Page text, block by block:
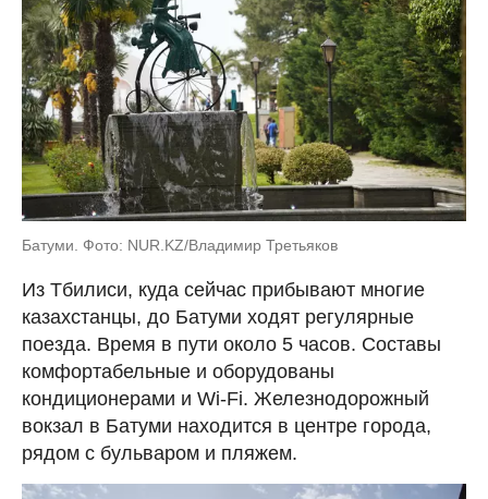
Батуми. Фото: NUR.KZ/Владимир Третьяков
Из Тбилиси, куда сейчас прибывают многие
казахстанцы, до Батуми ходят регулярные
поезда. Время в пути около 5 часов. Составы
комфортабельные и оборудованы
кондиционерами и Wi-Fi. Железнодорожный
вокзал в Батуми находится в центре города,
рядом с бульваром и пляжем.